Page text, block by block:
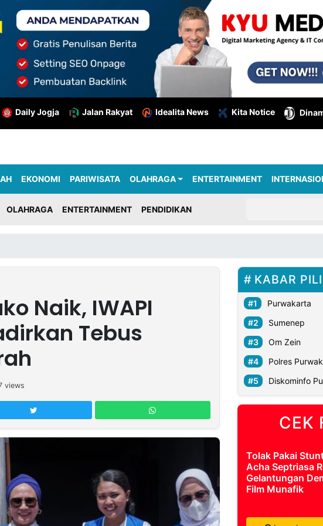
Daily Jogja Jalan Rakyat Idealita News Kita Notice
EKONOMI PARIWISATA OLAHRAGA ENTERTAINMENT
OLAHRAGA ENTERTAINMENT PENDIDIKAN
Naik, IWAPI
Tebus
views
KABAR
Purwakarta
Sumenep
Om Zein
Polres
Diskominfo
CEK
Tolak Pakai
Acha Septriasa
Gelantungan
Film Munafik